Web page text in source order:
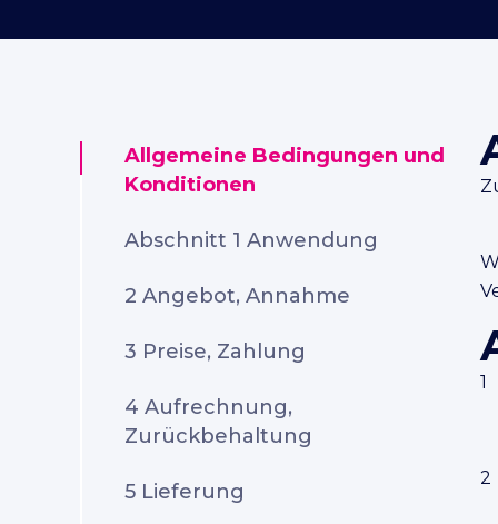
Allgemeine Bedingungen und
Konditionen
Abschnitt 1 Anwendung
2 Angebot, Annahme
3 Preise, Zahlung
4 Aufrechnung,
Zurückbehaltung
5 Lieferung